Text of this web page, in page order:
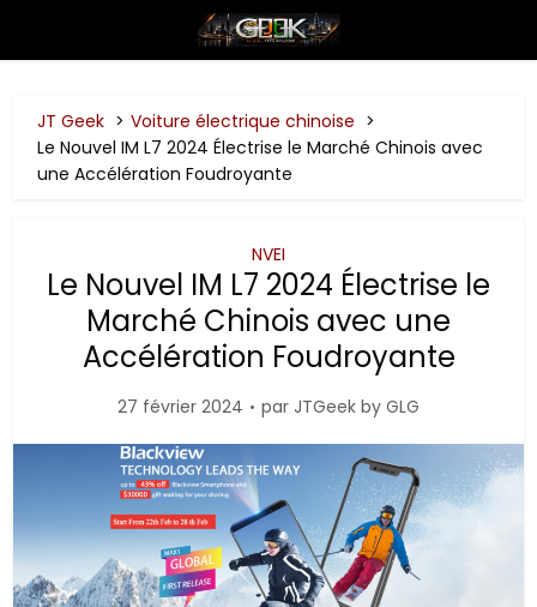
JT Geek
Voiture électrique chinoise
Le Nouvel IM L7 2024 Électrise le Marché Chinois avec
une Accélération Foudroyante
NVEI
Le Nouvel IM L7 2024 Électrise le
Marché Chinois avec une
Accélération Foudroyante
27 février 2024 par JTGeek by GLG